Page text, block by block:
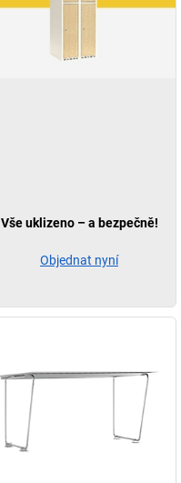
Vše uklizeno – a bezpečně!
Objednat nyní